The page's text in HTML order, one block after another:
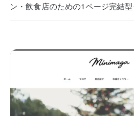
ン・飲食店のための1ページ完結